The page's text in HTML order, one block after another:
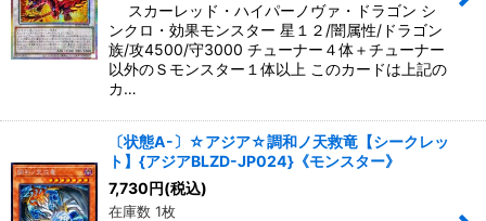
スカーレッド・ハイパーノヴァ・ドラゴン シ
ンクロ・効果モンスター 星１２/闇属性/ドラゴン
族/攻4500/守3000 チューナー４体＋チューナー
以外のＳモンスター１体以上 このカードは上記の
カ…
〔状態A-〕☆アジア☆調和ノ天救竜【シークレッ
ト】{アジアBLZD-JP024}《モンスター》
7,730円(税込)
在庫数 1枚